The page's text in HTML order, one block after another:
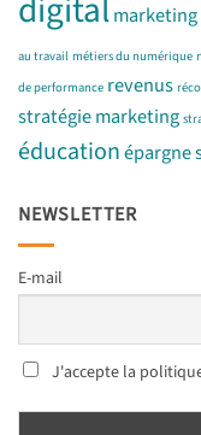
digital
au travail métiers du numérique
de performance revenus
stratégie marketing
éducationépargne
NEWSLETTER
E-mail
J'accepte la